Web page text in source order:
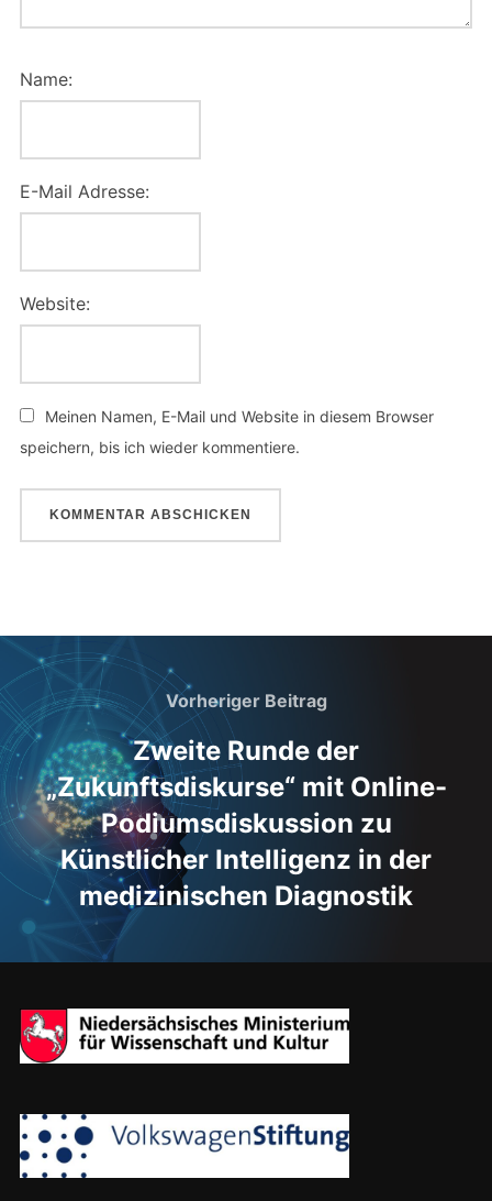
Name:
E-Mail Adresse:
Website:
Meinen Namen, E-Mail und Website in diesem Browser
speichern, bis ich wieder kommentiere.
Beitragsnavigation
Vorheriger
Vorheriger Beitrag
Zweite Runde der
„Zukunftsdiskurse“ mit Online-
Podiumsdiskussion zu
Künstlicher Intelligenz in der
medizinischen Diagnostik